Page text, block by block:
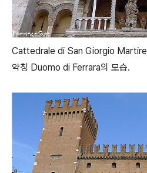
Cattedrale di San Giorgio Martire,
약칭 Duomo di Ferrara의 모습.